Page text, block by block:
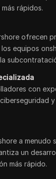
rápidos.
ofrecen
equipos
con
a menudo
un
más rápido.